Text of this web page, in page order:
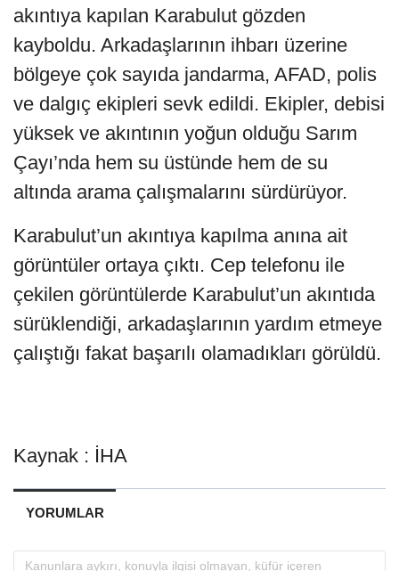
akıntıya kapılan Karabulut gözden
kayboldu. Arkadaşlarının ihbarı üzerine
bölgeye çok sayıda jandarma, AFAD, polis
ve dalgıç ekipleri sevk edildi. Ekipler, debisi
yüksek ve akıntının yoğun olduğu Sarım
Çayı’nda hem su üstünde hem de su
altında arama çalışmalarını sürdürüyor.
Karabulut’un akıntıya kapılma anına ait
görüntüler ortaya çıktı. Cep telefonu ile
çekilen görüntülerde Karabulut’un akıntıda
sürüklendiği, arkadaşlarının yardım etmeye
çalıştığı fakat başarılı olamadıkları görüldü.
Kaynak : İHA
YORUMLAR